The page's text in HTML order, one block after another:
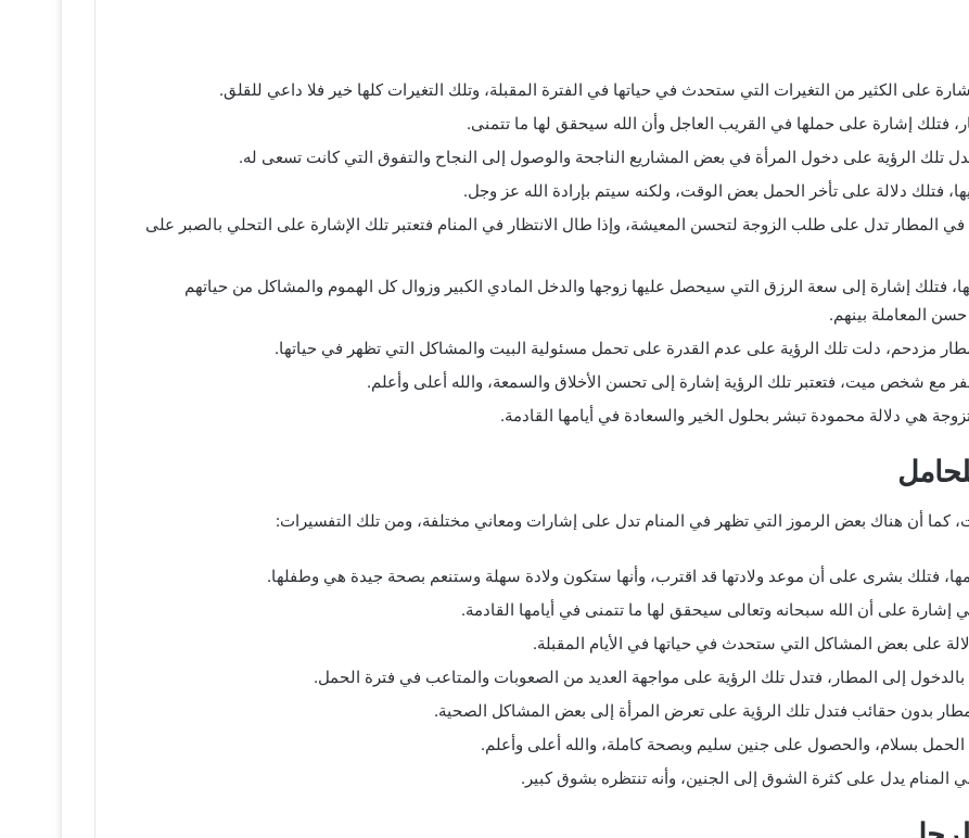
على الكثير من التغيرات التي ستحدث في حياتها في الفترة المقبلة، وتلك التغيرات كلها خير فلا داعي للقلق.
فتلك إشارة على حملها في القريب العاجل وأن الله سيحقق لها ما تتمنى.
تلك الرؤية على دخول المرأة في بعض المشاريع الناجحة والوصول إلى النجاح والتفوق التي كانت تسعى له.
فتلك دلالة على تأخر الحمل بعض الوقت، ولكنه سيتم بإرادة الله عز وجل.
في المطار تدل على طلب الزوجة لتحسن المعيشة، وإذا طال الانتظار في المنام فتعتبر تلك الإشارة على التحلي بالصبر على
فتلك إشارة إلى سعة الرزق التي سيحصل عليها زوجها والدخل المادي الكبير وزوال كل الهموم والمشاكل من حياتهم
المعاملة بينهم.
مزدحم، دلت تلك الرؤية على عدم القدرة على تحمل مسئولية البيت والمشاكل التي تظهر في حياتها.
مع شخص ميت، فتعتبر تلك الرؤية إشارة إلى تحسن الأخلاق والسمعة، والله أعلى وأعلم.
هي دلالة محمودة تبشر بحلول الخير والسعادة في أيامها القادمة.
كما أن هناك بعض الرموز التي تظهر في المنام تدل على إشارات ومعاني مختلفة، ومن تلك التفسيرات:
فتلك بشرى على أن موعد ولادتها قد اقترب، وأنها ستكون ولادة سهلة وستنعم بصحة جيدة هي وطفلها.
إشارة على أن الله سبحانه وتعالى سيحقق لها ما تتمنى في أيامها القادمة.
على بعض المشاكل التي ستحدث في حياتها في الأيام المقبلة.
إلى المطار، فتدل تلك الرؤية على مواجهة العديد من الصعوبات والمتاعب في فترة الحمل.
بدون حقائب فتدل تلك الرؤية على تعرض المرأة إلى بعض المشاكل الصحية.
الحمل بسلام، والحصول على جنين سليم وبصحة كاملة، والله أعلى وأعلم.
يدل على كثرة الشوق إلى الجنين، وأنه تنتظره بشوق كبير.